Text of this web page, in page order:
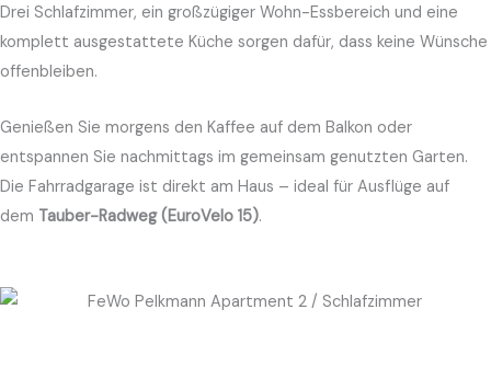
Drei Schlafzimmer, ein großzügiger Wohn-Essbereich und eine
komplett ausgestattete Küche sorgen dafür, dass keine Wünsche
offenbleiben.
Genießen Sie morgens den Kaffee auf dem Balkon oder
entspannen Sie nachmittags im gemeinsam genutzten Garten.
Die Fahrradgarage ist direkt am Haus – ideal für Ausflüge auf
dem Tauber-Radweg (EuroVelo 15).